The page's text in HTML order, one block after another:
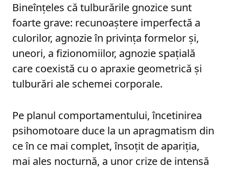
Bineînţeles că tulburările gnozice sunt
foarte grave: recunoaştere imperfectă a
culorilor, agnozie în privinţa formelor şi,
uneori, a fizionomiilor, agnozie spaţială
care coexistă cu o apraxie geometrică şi
tulburări ale schemei corporale.
Pe planul comportamentului, încetinirea
psihomotoare duce la un apragmatism din
ce în ce mai complet, însoţit de apariţia,
mai ales nocturnă, a unor crize de intensă